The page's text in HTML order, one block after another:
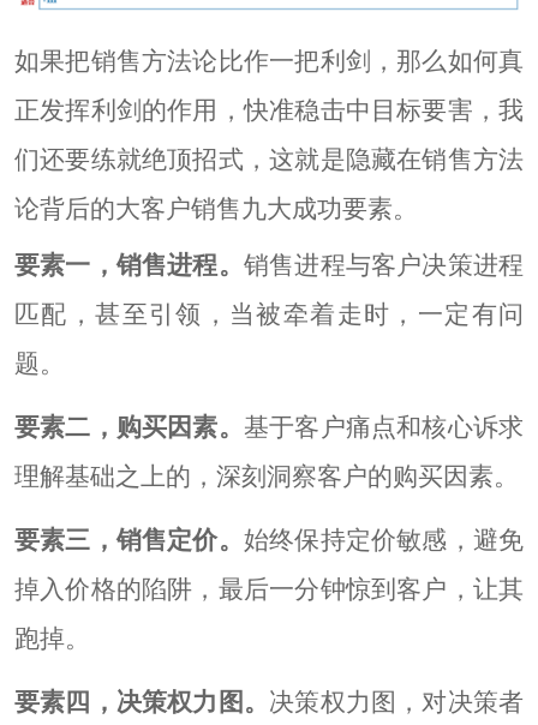
如果把销售方法论比作一把利剑，那么如何真
正发挥利剑的作用，快准稳击中目标要害，我
们还要练就绝顶招式，这就是隐藏在销售方法
论背后的大客户销售九大成功要素。
要素一，销售进程。 销售进程与客户决策进程
匹配，甚至引领，当被牵着走时，一定有问
题。
要素二，购买因素。 基于客户痛点和核心诉求
理解基础之上的，深刻洞察客户的购买因素。
要素三，销售定价。 始终保持定价敏感，避免
掉入价格的陷阱，最后一分钟惊到客户，让其
跑掉。
要素四，决策权力图。 决策权力图，对决策者